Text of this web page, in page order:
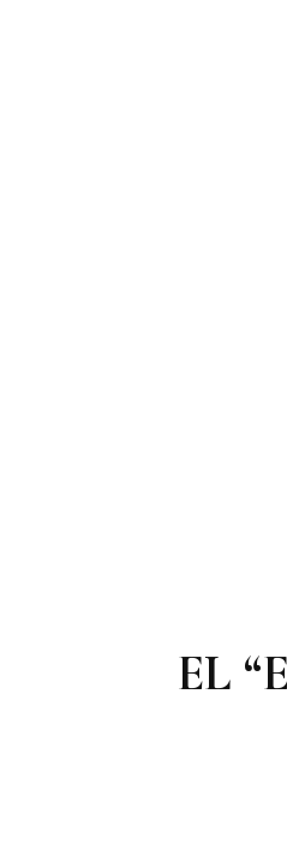
EL